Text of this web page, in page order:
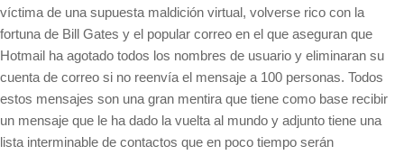
víctima de una supuesta maldición virtual, volverse rico con la
fortuna de Bill Gates y el popular correo en el que aseguran que
Hotmail ha agotado todos los nombres de usuario y eliminaran su
cuenta de correo si no reenvía el mensaje a 100 personas. Todos
estos mensajes son una gran mentira que tiene como base recibir
un mensaje que le ha dado la vuelta al mundo y adjunto tiene una
lista interminable de contactos que en poco tiempo serán